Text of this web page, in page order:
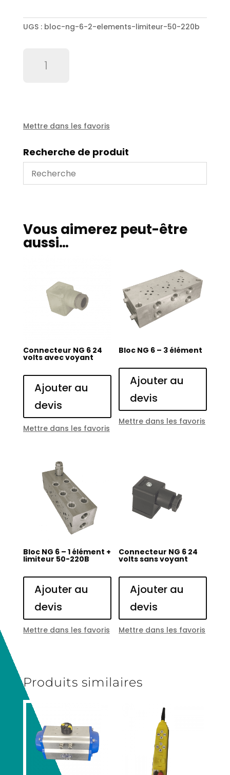
UGS : bloc-ng-6-2-elements-limiteur-50-220b
2
+
limiteur
50-
220B
Mettre dans les favoris
Recherche de produit
Vous aimerez peut-être
aussi…
Connecteur NG 6 24
volts avec voyant
Ajouter au
devis
Mettre dans les favoris
Bloc NG 6 – 3 élément
Ajouter au
devis
Mettre dans les favoris
Bloc NG 6 – 1 élément +
limiteur 50-220B
Ajouter au
devis
Mettre dans les favoris
Connecteur NG 6 24
volts sans voyant
Ajouter au
devis
Mettre dans les favoris
Produits similaires